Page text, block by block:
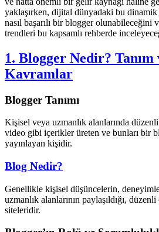
yaklaşırken, dijital dünyadaki bu
nasıl başarılı bir blogger olunabileceğini
trendleri bu kapsamlı rehberde
1. Blogger Nedir? Tanım
Kavramlar
Blogger Tanımı
Kişisel veya uzmanlık alanlarında
video gibi içerikler üreten ve bunları bir
yayınlayan kişidir.
Blog Nedir?
Genellikle kişisel düşüncelerin,
uzmanlık alanlarının paylaşıldığı,
siteleridir.